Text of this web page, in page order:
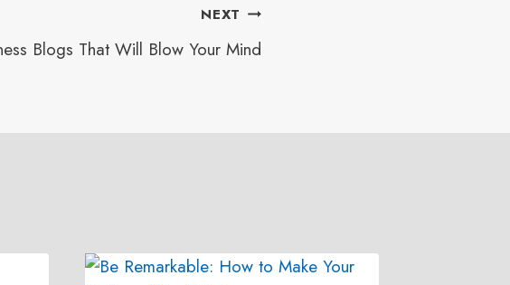
NEXT
Blogs That Will Blow Your Mind